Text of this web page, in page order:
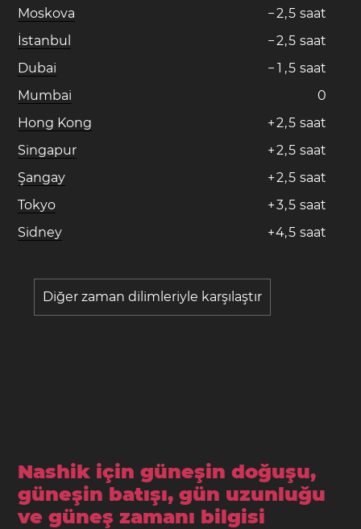
Moskova
−2,5 saat
İstanbul
−2,5 saat
Dubai
− 1 ,5 saat
Mumbai
0
Hong Kong
+2,5 saat
Singapur
+2,5 saat
Şangay
+2,5 saat
Tokyo
+3,5 saat
Sidney
+4,5 saat
Diğer zaman dilimleriyle karşılaştır
Nashik için güneşin doğuşu,
güneşin batışı, gün uzunluğu
ve güneş zamanı bilgisi